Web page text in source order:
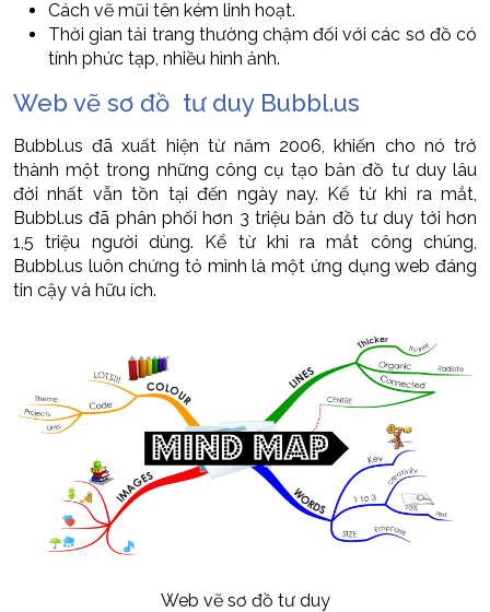
Cách vẽ mũi tên kém linh hoạt.
Thời gian tải trang thường chậm đối với các sơ đồ có
tính phức tạp, nhiều hình ảnh.
Web vẽ sơ đồ tư duy Bubbl.us
Bubbl.us đã xuất hiện từ năm 2006, khiến cho nó trở
thành một trong những công cụ tạo bản đồ tư duy lâu
đời nhất vẫn tồn tại đến ngày nay. Kể từ khi ra mắt,
Bubbl.us đã phân phối hơn 3 triệu bản đồ tư duy tới hơn
1,5 triệu người dùng. Kể từ khi ra mắt công chúng,
Bubbl.us luôn chứng tỏ mình là một ứng dụng web đáng
tin cậy và hữu ích.
Web vẽ sơ đồ tư duy